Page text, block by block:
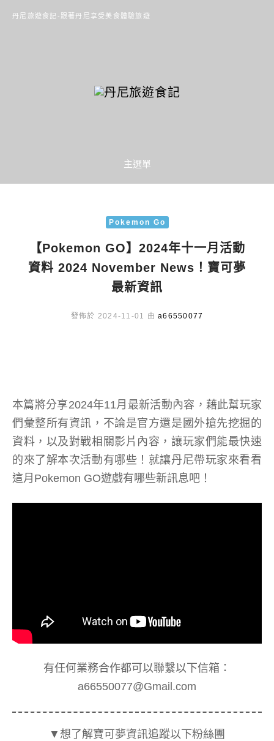
丹尼旅遊食記-跟著丹尼享受美食體驗旅遊
主選單
Pokemon Go
【Pokemon GO】2024年十一月活動
資料 2024 November News！寶可夢
最新資訊
發佈於 2024-11-01 由 a66550077
本篇將分享2024年11月最新活動內容，藉此幫玩家
們彙整所有資訊，不論是官方還是國外搶先挖掘的
資料，以及對戰相關影片內容，讓玩家們能最快速
的來了解本次活動有哪些！就讓丹尼帶玩家來看看
這月Pokemon GO遊戲有哪些新訊息吧！
有任何業務合作都可以聯繫以下信箱：
a66550077@Gmail.com
▼想了解寶可夢資訊追蹤以下粉絲團